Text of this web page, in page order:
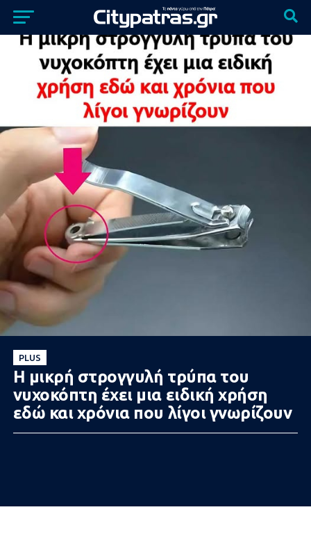
PLUS
Η μικρή στρογγυλή τρύπα του
νυχοκόπτη έχει μια ειδική χρήση
εδώ και χρόνια που λίγοι γνωρίζουν